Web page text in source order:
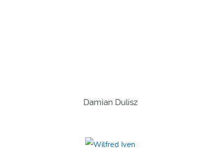
Damian Dulisz